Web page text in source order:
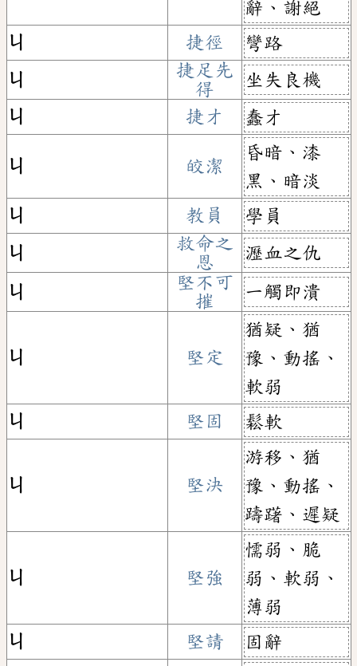
辭、謝絕
ㄐ
捷徑
彎路
ㄐ
捷足先
得
坐失良機
ㄐ
捷才 蠢才
ㄐ 皎潔
昏暗、漆
黑、暗淡
ㄐ
教員
學員
ㄐ
救命之
恩
瀝血之仇
ㄐ
堅不可
摧
一觸即潰
ㄐ 堅定
猶疑、猶
豫、動搖、
軟弱
ㄐ
堅固 鬆軟
ㄐ 堅決
游移、猶
豫、動搖、
躊躇、遲疑
ㄐ 堅強
懦弱、脆
弱、軟弱、
薄弱
ㄐ
堅請
固辭